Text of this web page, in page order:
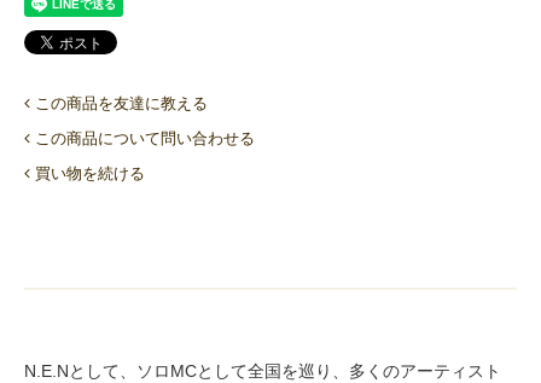
この商品を友達に教える
この商品について問い合わせる
買い物を続ける
N.E.Nとして、ソロMCとして全国を巡り、多くのアーティスト